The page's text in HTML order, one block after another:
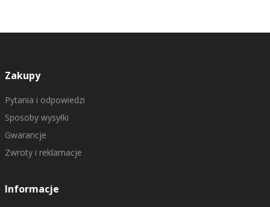
Zakupy
Pytania i odpowiedzi
Sposoby wysyłki
Gwarancje
Zwroty i reklamacje
Informacje